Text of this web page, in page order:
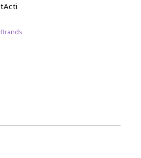
tActi
Brands